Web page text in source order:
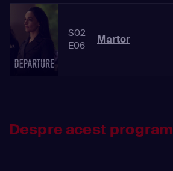
S02
E06
Martor
Despre acest program